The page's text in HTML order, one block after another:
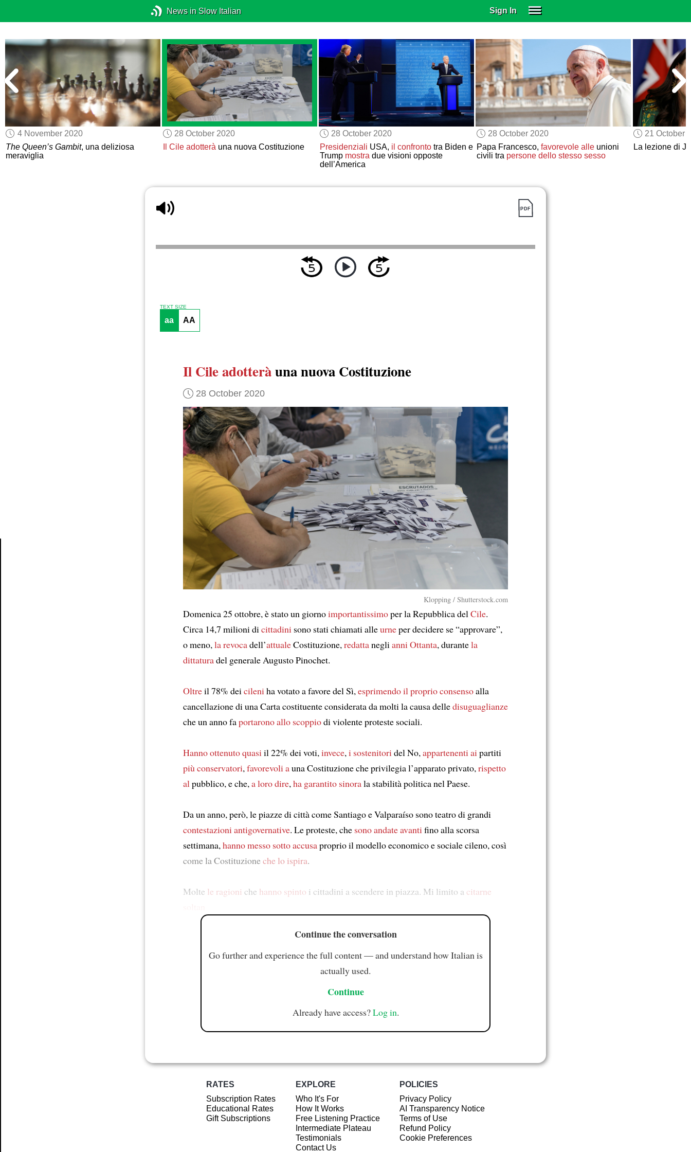
News in Slow Italian Sign In
SUBSCRIBE
EDUCATIONAL LICENSES
GIFT CARDS
OTHER LANGUAGES
ABOUT US
ALEXA
ADJUST COLORS
4 November 2020
The Queen’s Gambit, una deliziosa
meraviglia
28 October 2020
Il Cile adotteràuna nuova Costituzione
28 October 2020
Presidenziali USA, il confrontotra Biden e
Trump mostradue visioni opposte
dell’America
28 October 2020
Papa Francesco, favorevole alleunioni
civili tra persone dello stesso sesso
21 October
La lezione di
TEXT SIZE
aa AA
Il Cileadotteràuna nuova Costituzione
28 October 2020
Klopping / Shutterstock.com
Domenica 25 ottobre, è stato un giornoimportantissimoper la Repubblica del Cile.
Circa 14,7 milioni di cittadini sono stati chiamati alleurneper decidere se “approvare”,
o meno, la revocadell’attualeCostituzione, redattanegli anni Ottanta, durantela
dittaturadel generale Augusto Pinochet.
Oltreil 78% dei cileni ha votato a favore del Sì, esprimendoil proprio consensoalla
cancellazione di una Carta costituente considerata da molti la causa delledisuguaglianze
che un anno faportarono allo scoppiodi violente proteste sociali.
Hanno ottenutoquasi il 22% dei voti, invece, i sostenitori del No, appartenenti ai partiti
più conservatori, favorevoli auna Costituzione che privilegia l’apparato privato, rispetto
al pubblico, e che, a loro dire, ha garantito sinorala stabilità politica nel Paese.
Da un anno, però, le piazze di città come Santiago e Valparaíso sono teatro di grandi
contestazioni antigovernative. Le proteste, che sono andate avanti fino alla scorsa
settimana, hanno messo sotto accusaproprio il modello economico e sociale cileno, così
come la Costituzioneche lo ispira.
Molte le ragioni che hanno spinto i cittadini a scendere in piazza. Mi limito a citarne
Continue the conversation
Go further and experience the full content — and understand how Italian is
actually used.
Continue
Already have access?Log in.
RATES
Subscription Rates
Educational Rates
Gift Subscriptions
EXPLORE
Who It's For
How It Works
Free Listening Practice
Intermediate Plateau
Testimonials
Contact Us
POLICIES
Privacy Policy
AI Transparency Notice
Terms of Use
Refund Policy
Cookie Preferences